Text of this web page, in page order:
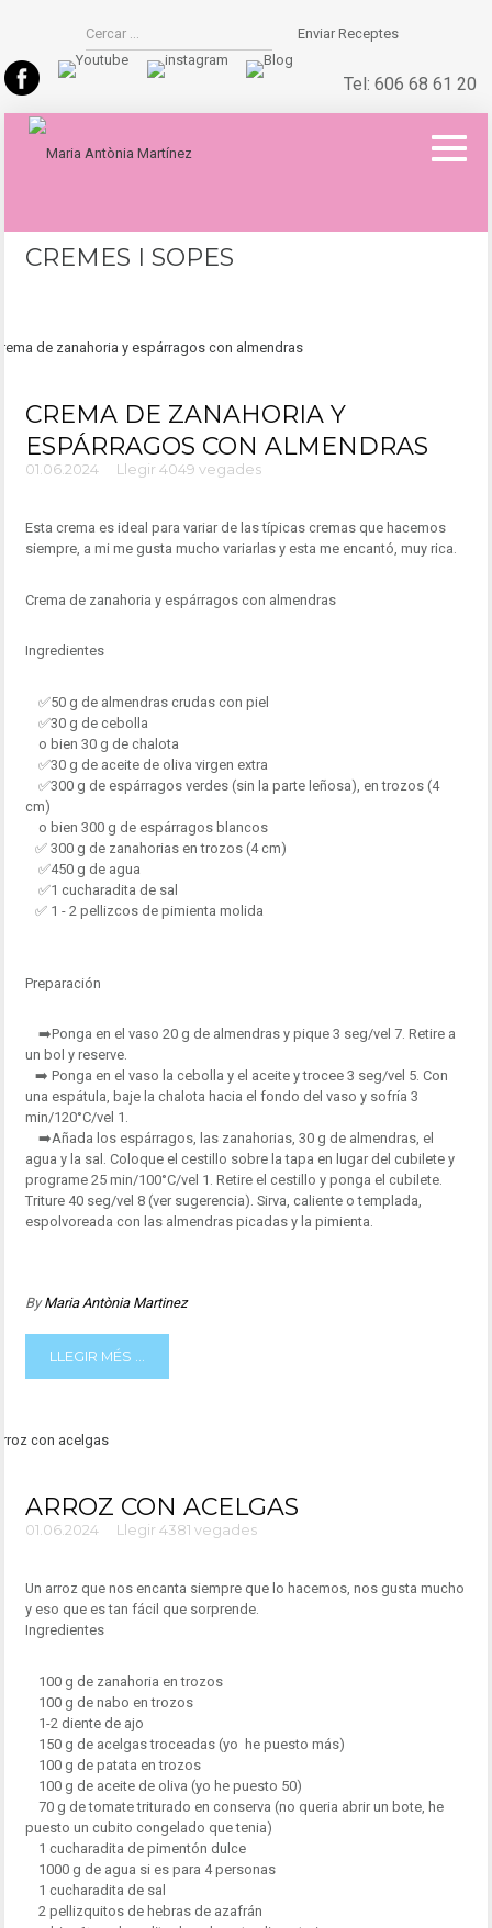
Enviar Receptes
Tel: 606 68 61 20
CREMES I SOPES
CREMA DE ZANAHORIA Y
ESPÁRRAGOS CON ALMENDRAS
01.06.2024 Llegir 4049 vegades
Esta crema es ideal para variar de las típicas cremas que hacemos
siempre, a mi me gusta mucho variarlas y esta me encantó, muy rica.
Crema de zanahoria y espárragos con almendras
Ingredientes
✅50 g de almendras crudas con piel
✅30 g de cebolla
o bien 30 g de chalota
✅30 g de aceite de oliva virgen extra
✅300 g de espárragos verdes (sin la parte leñosa), en trozos (4
cm)
o bien 300 g de espárragos blancos
✅ 300 g de zanahorias en trozos (4 cm)
✅450 g de agua
✅1 cucharadita de sal
✅ 1 - 2 pellizcos de pimienta molida
Preparación
➡️Ponga en el vaso 20 g de almendras y pique 3 seg/vel 7. Retire a
un bol y reserve.
➡️ Ponga en el vaso la cebolla y el aceite y trocee 3 seg/vel 5. Con
una espátula, baje la chalota hacia el fondo del vaso y sofría 3
min/120°C/vel 1.
➡️Añada los espárragos, las zanahorias, 30 g de almendras, el
agua y la sal. Coloque el cestillo sobre la tapa en lugar del cubilete y
programe 25 min/100°C/vel 1. Retire el cestillo y ponga el cubilete.
Triture 40 seg/vel 8 (ver sugerencia). Sirva, caliente o templada,
espolvoreada con las almendras picadas y la pimienta.
ByMaria Antònia Martinez
LLEGIR MÉS ...
ARROZ CON ACELGAS
01.06.2024 Llegir 4381 vegades
Un arroz que nos encanta siempre que lo hacemos, nos gusta mucho
y eso que es tan fácil que sorprende.
Ingredientes
100 g de zanahoria en trozos
100 g de nabo en trozos
1-2 diente de ajo
150 g de acelgas troceadas (yo he puesto más)
100 g de patata en trozos
100 g de aceite de oliva (yo he puesto 50)
70 g de tomate triturado en conserva (no queria abrir un bote, he
puesto un cubito congelado que tenia)
1 cucharadita de pimentón dulce
1000 g de agua si es para 4 personas
1 cucharadita de sal
2 pellizquitos de hebras de azafrán